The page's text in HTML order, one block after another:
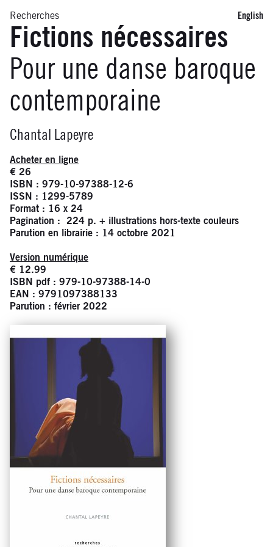
English
Recherches
Fictions nécessaires
Pour une danse baroque
contemporaine
Infos
Chantal Lapeyre
Acheter en ligne
€ 26
ISBN : 979-10-97388-12-6
ISSN : 1299-5789
Format : 16 x 24
Pagination : 224 p. + illustrations hors-texte couleurs
Parution en librairie : 14 octobre 2021
Version numérique
€ 12.99
ISBN pdf : 979-10-97388-14-0
EAN : 9791097388133
Parution : février 2022